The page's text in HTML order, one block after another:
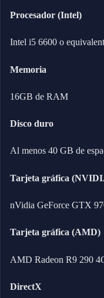
Procesador (Intel)
Intel i5 6600 o
Memoria
16GB de RAM
Disco duro
Al menos 40 GB de
Tarjeta gráfica
nVidia GeForce GTX
Tarjeta gráfica (AMD)
AMD Radeon R9 290
DirectX